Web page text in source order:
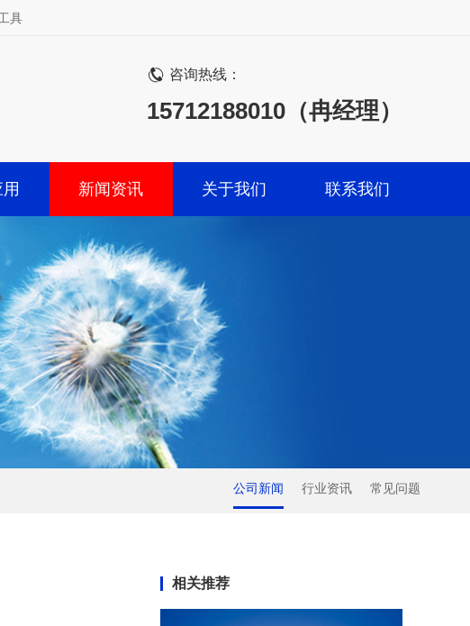
具
咨询热线：
15712188010（冉经理）
新闻资讯 关于我们 联系我们
公司新闻 行业资讯 常见问题
相关推荐